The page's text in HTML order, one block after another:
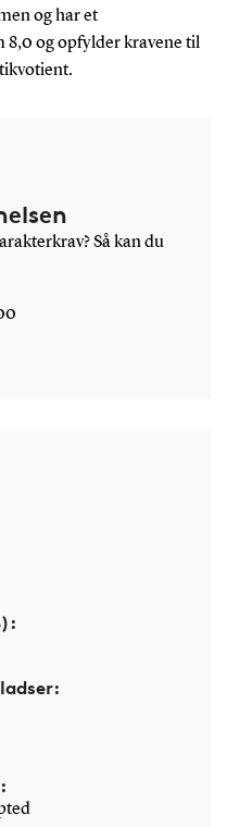
og har et
8,0 og opfylderkravene til
Så kan du